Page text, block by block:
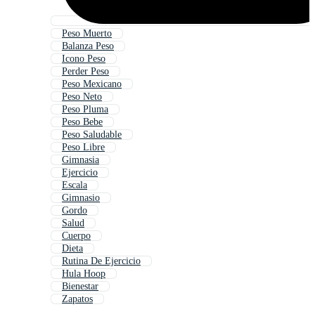
Peso Muerto
Balanza Peso
Icono Peso
Perder Peso
Peso Mexicano
Peso Neto
Peso Pluma
Peso Bebe
Peso Saludable
Peso Libre
Gimnasia
Ejercicio
Escala
Gimnasio
Gordo
Salud
Cuerpo
Dieta
Rutina De Ejercicio
Hula Hoop
Bienestar
Zapatos